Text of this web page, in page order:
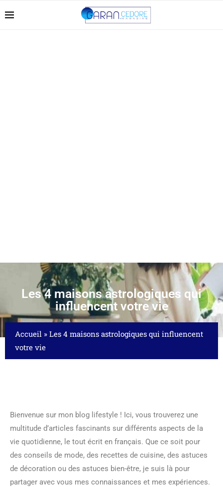
Les 4 maisons astrologiques qui
influencent votre vie
Accueil » Les 4 maisons astrologiques qui influencent
votre vie
Bienvenue sur mon blog lifestyle ! Ici, vous trouverez une
multitude d’articles fascinants sur différents aspects de la
vie quotidienne, le tout écrit en français. Que ce soit pour
des conseils de mode, des recettes de cuisine, des astuces
de décoration ou des astuces bien-être, je suis là pour
partager avec vous mes connaissances et mes expériences.